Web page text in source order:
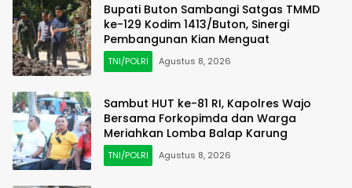
Bupati Buton Sambangi Satgas TMMD
ke-129 Kodim 1413/Buton, Sinergi
Pembangunan Kian Menguat
TNI/POLRI Agustus 8, 2026
Sambut HUT ke-81 RI, Kapolres Wajo
Bersama Forkopimda dan Warga
Meriahkan Lomba Balap Karung
TNI/POLRI Agustus 8, 2026